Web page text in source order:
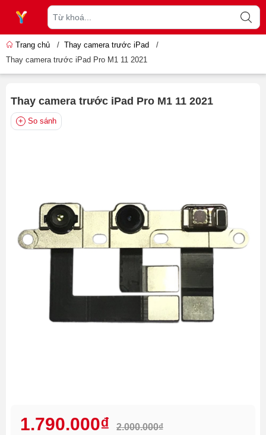
Trang chủ / Thay camera trước iPad
/
Thay camera trước iPad Pro M1 11 2021
Thay camera trước iPad Pro M1 11 2021
So sánh
1.790.000₫ 2.000.000₫